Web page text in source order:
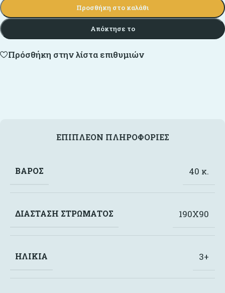
Προσθήκη στο καλάθι
Απόκτησε το
Πρόσθήκη στην λίστα επιθυμιών
ΕΠΙΠΛΈΟΝ ΠΛΗΡΟΦΟΡΊΕΣ
ΒΆΡΟΣ 40 κ.
ΔΙΆΣΤΑΣΗ ΣΤΡΏΜΑΤΟΣ 190X90
ΗΛΙΚΊΑ 3+